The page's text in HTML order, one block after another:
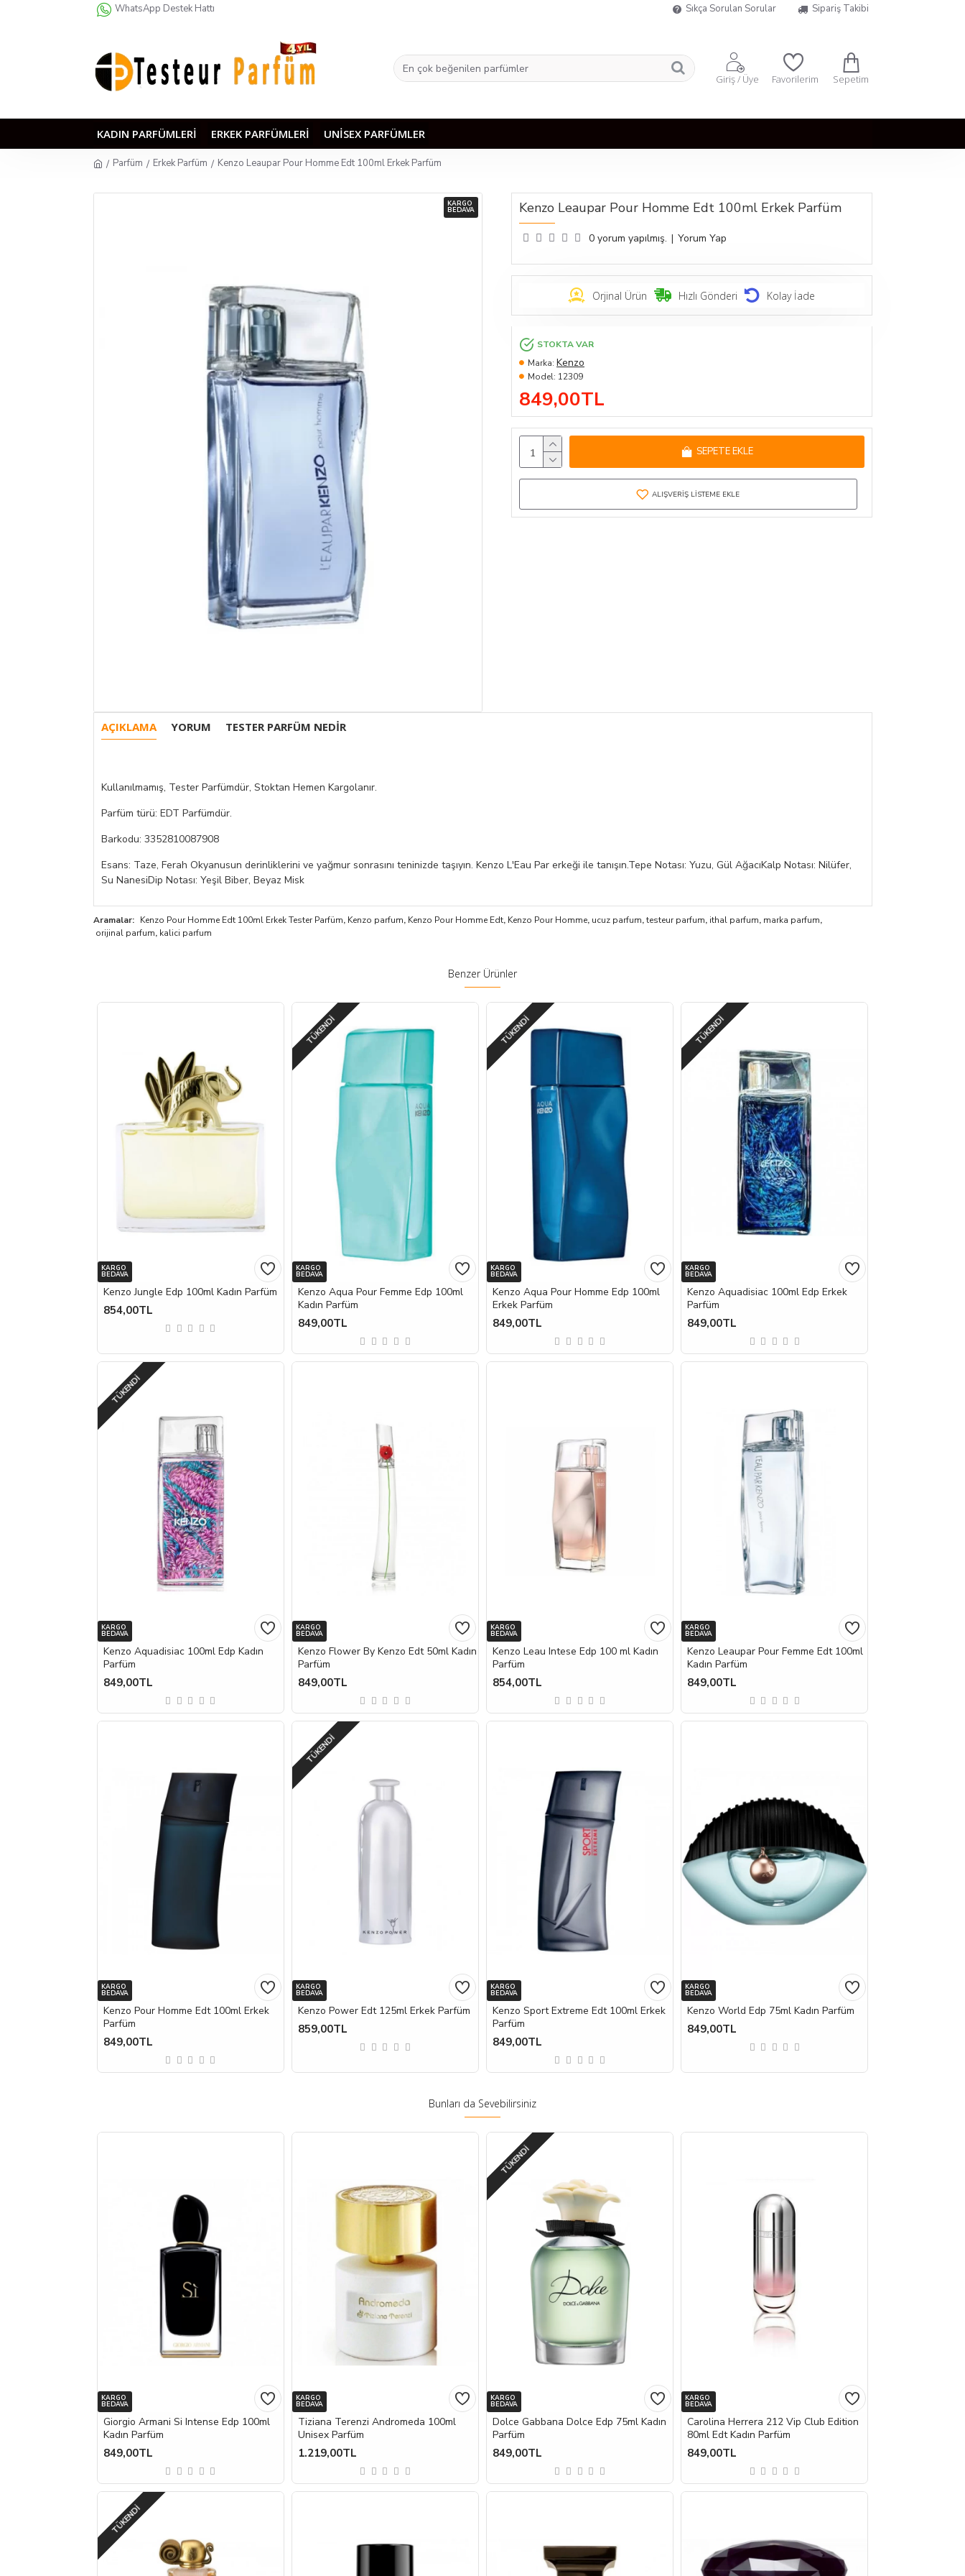
WhatsApp Destek Hattı Sıkça Sorulan Sorular Sipariş Takibi
Giriş / Üye Favorilerim Sepetim
KADIN PARFÜMLERI ERKEK PARFÜMLERI UNISEX PARFÜMLER
Parfüm Erkek Parfüm Kenzo Leaupar Pour Homme Edt 100ml Erkek Parfüm
KARGO
BEDAVA Kenzo Leaupar Pour Homme Edt 100ml Erkek Parfüm
Orjinal Ürün Hızlı Gönderi Kolay İade
0 yorum yapılmış. | Yorum Yap
849,00TL
STOKTA VAR
Marka: Kenzo
Model: 12309
SEPETE EKLE
ALIŞVERIŞ LISTEME EKLE
AÇIKLAMA YORUM TESTER PARFÜM NEDIR
Kullanılmamış, Tester Parfümdür, Stoktan Hemen Kargolanır.
Parfüm türü: EDT Parfümdür.
Barkodu: 3352810087908
Esans: Taze, Ferah Okyanusun derinliklerini ve yağmur sonrasını teninizde taşıyın. Kenzo L'Eau Par erkeği ile tanışın.Tepe Notası: Yuzu, Gül AğacıKalp Notası: Nilüfer,
Su NanesiDip Notası: Yeşil Biber, Beyaz Misk
Aramalar: Kenzo Pour Homme Edt 100ml Erkek Tester Parfüm, Kenzo parfum, Kenzo Pour Homme Edt, Kenzo Pour Homme, ucuz parfum, testeur parfum, ithal parfum, marka parfum,
orijinal parfum, kalici parfum
Benzer Ürünler
KARGO
BEDAVA
Kenzo Jungle Edp 100ml Kadın Parfüm
854,00TL
KARGO
BEDAVA
TÜKENDI
Kenzo Aqua Pour Femme Edp 100ml
Kadın Parfüm
849,00TL
KARGO
BEDAVA
TÜKENDI
Kenzo Aqua Pour Homme Edp 100ml
Erkek Parfüm
849,00TL
KARGO
BEDAVA
TÜKENDI
Kenzo Aquadisiac 100ml Edp Erkek
Parfüm
849,00TL
KARGO
BEDAVA
TÜKENDI
Kenzo Aquadisiac 100ml Edp Kadın
Parfüm
849,00TL
KARGO
BEDAVA
Kenzo Flower By Kenzo Edt 50ml Kadın
Parfüm
849,00TL
KARGO
BEDAVA
Kenzo Leau Intese Edp 100 ml Kadın
Parfüm
854,00TL
KARGO
BEDAVA
Kenzo Leaupar Pour Femme Edt 100ml
Kadın Parfüm
849,00TL
KARGO
BEDAVA
Kenzo Pour Homme Edt 100ml Erkek
Parfüm
849,00TL
KARGO
BEDAVA
TÜKENDI
Kenzo Power Edt 125ml Erkek Parfüm
859,00TL
KARGO
BEDAVA
Kenzo Sport Extreme Edt 100ml Erkek
Parfüm
849,00TL
KARGO
BEDAVA
Kenzo World Edp 75ml Kadın Parfüm
849,00TL
Bunları da Sevebilirsiniz
KARGO
BEDAVA
Giorgio Armani Si Intense Edp 100ml
Kadın Parfüm
849,00TL
KARGO
BEDAVA
Tiziana Terenzi Andromeda 100ml
Unisex Parfüm
1.219,00TL
KARGO
BEDAVA
TÜKENDI
Dolce Gabbana Dolce Edp 75ml Kadın
Parfüm
849,00TL
KARGO
BEDAVA
Carolina Herrera 212 Vip Club Edition
80ml Edt Kadın Parfüm
849,00TL
TÜKENDI